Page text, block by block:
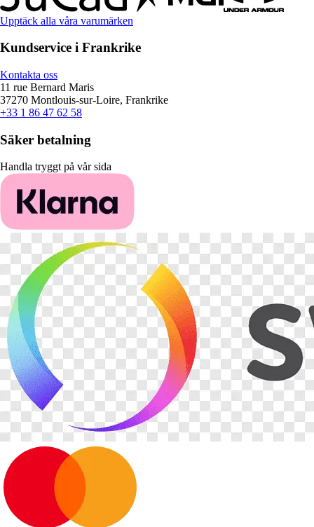
Upptäck alla våra varumärken
Kundservice i Frankrike
Kontakta oss
11 rue Bernard Maris
37270 Montlouis-sur-Loire, Frankrike
+33 1 86 47 62 58
Säker betalning
Handla tryggt på vår sida